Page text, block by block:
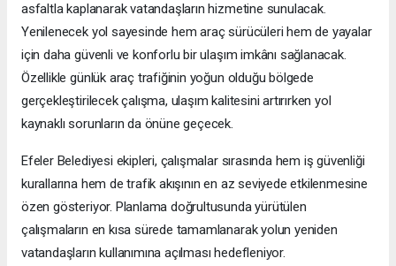
asfaltla kaplanarak vatandaşların hizmetine sunulacak.
Yenilenecek yol sayesinde hem araç sürücüleri hem de yayalar
için daha güvenli ve konforlu bir ulaşım imkânı sağlanacak.
Özellikle günlük araç trafiğinin yoğun olduğu bölgede
gerçekleştirilecek çalışma, ulaşım kalitesini artırırken yol
kaynaklı sorunların da önüne geçecek.
Efeler Belediyesi ekipleri, çalışmalar sırasında hem iş güvenliği
kurallarına hem de trafik akışının en az seviyede etkilenmesine
özen gösteriyor. Planlama doğrultusunda yürütülen
çalışmaların en kısa sürede tamamlanarak yolun yeniden
vatandaşların kullanımına açılması hedefleniyor.